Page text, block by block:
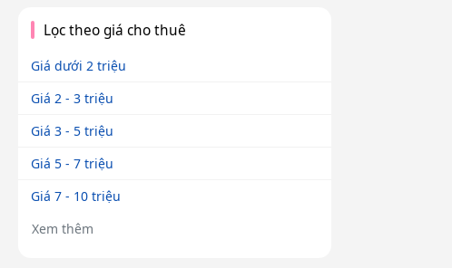
Lọc theo giá cho thuê
Giá dưới 2 triệu
Giá 2 - 3 triệu
Giá 3 - 5 triệu
Giá 5 - 7 triệu
Giá 7 - 10 triệu
Xem thêm